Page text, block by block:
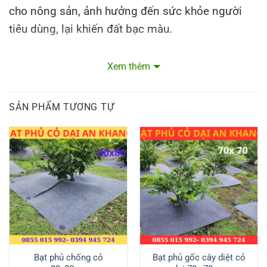
cho nông sản, ảnh hưởng đến sức khỏe người
tiêu dùng, lại khiến đất bạc màu.
Xem thêm
SẢN PHẨM TƯƠNG TỰ
Bạt phủ chống cỏ
Bạt phủ gốc cây diệt cỏ